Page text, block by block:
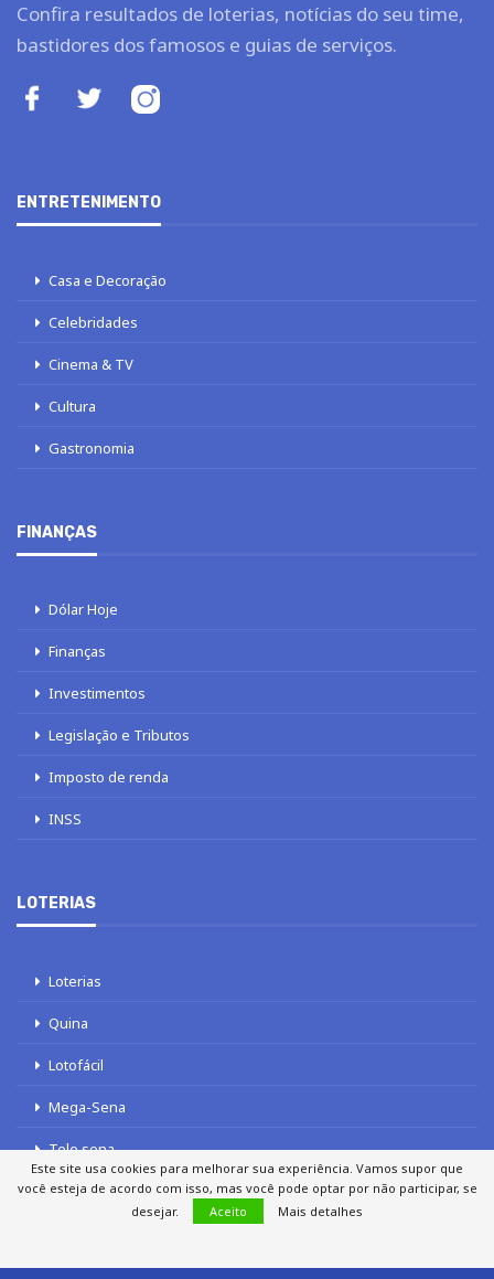
Confira resultados de loterias, notícias do seu time,
bastidores dos famosos e guias de serviços.
ENTRETENIMENTO
Casa e Decoração
Celebridades
Cinema & TV
Cultura
Gastronomia
FINANÇAS
Dólar Hoje
Finanças
Investimentos
Legislação e Tributos
Imposto de renda
INSS
LOTERIAS
Loterias
Quina
Lotofácil
Mega-Sena
Tele sena
Este site usa cookies para melhorar sua experiência. Vamos supor que
você esteja de acordo com isso, mas você pode optar por não participar, se
desejar.
Aceito Mais detalhes